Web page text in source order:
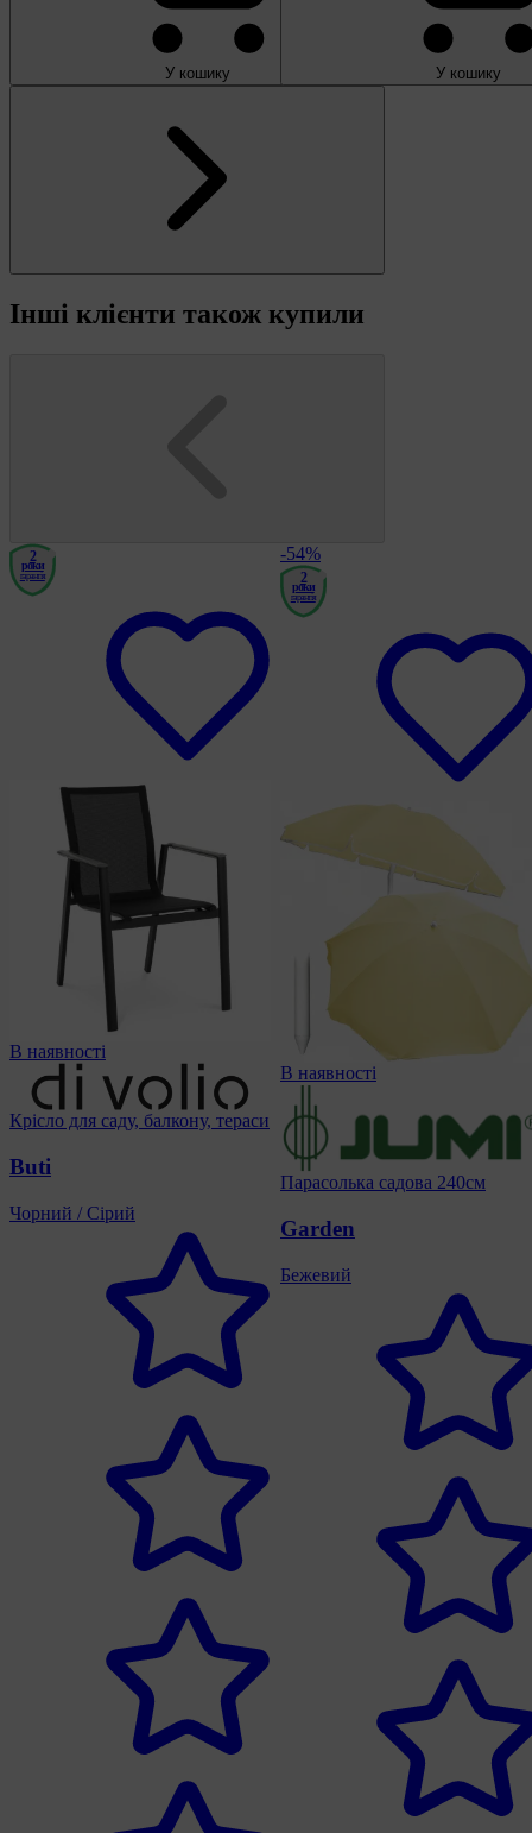
У кошику У кошику
Інші клієнти також купили
2
роки
гарантія
В наявності
Крісло для саду, балкону, тераси
Buti
Чорний / Сірий
-54%
2
роки
гарантія
В наявності
Парасолька садова 240см
Garden
Бежевий